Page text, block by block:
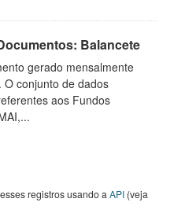
Balancete
gerado mensalmente
conjunto de dados
aos Fundos
registros usando a API (veja